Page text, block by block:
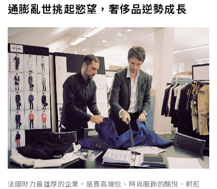
通膨亂世挑起慾望，奢侈品逆勢成長
法國財力最雄厚的企業，是賣高端包、時尚服飾的酩悅．軒尼